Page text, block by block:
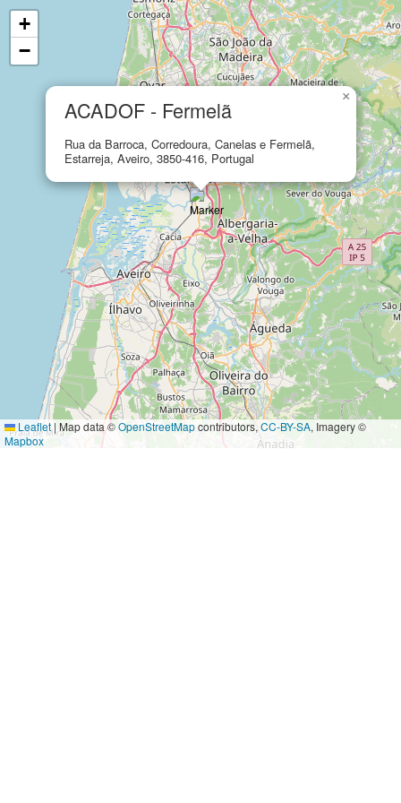
ACADOF - Fermelã
Rua da Barroca, Corredoura, Canelas e Fermelã,
Estarreja, Aveiro, 3850-416, Portugal
×
+
−
Leaflet | Map data ©OpenStreetMapcontributors,CC-BY-SA, Imagery ©
Mapbox